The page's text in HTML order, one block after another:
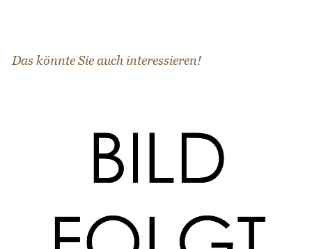
Das könnte Sie auch interessieren!